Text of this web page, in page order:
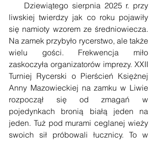
Dziewiątego sierpnia 2025 r. przy
liwskiej twierdzy jak co roku pojawiły
się namioty wzorem ze średniowiecza.
Na zamek przybyło rycerstwo, ale także
wielu gości. Frekwencja miło
zaskoczyła organizatorów imprezy. XXII
Turniej Rycerski o Pierścień Księżnej
Anny Mazowieckiej na zamku w Liwie
rozpoczął się od zmagań w
pojedynkach bronią białą jeden na
jeden. Tuż pod murami ceglanej wieży
swoich sił próbowali łucznicy. To w